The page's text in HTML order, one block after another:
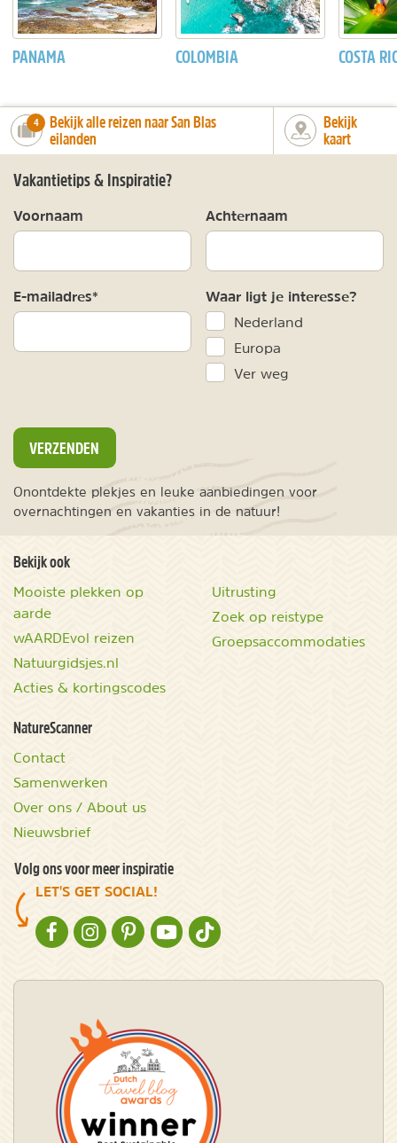
PANAMA COLOMBIA COSTA
number_of_trips:
4
Bekijk alle reizen naar San Blas
eilanden
Bekijk
kaart
Vakantietips & Inspiratie?
Voornaam Achternaam
E-mailadres* Waar ligt je interesse?
Nederland
Europa
Ver weg
VERZENDEN
Onontdekte plekjes en leuke aanbiedingen voor
overnachtingen en vakanties in de natuur!
Bekijk ook
Mooiste plekken op
aarde
wAARDEvol reizen
Natuurgidsjes.nl
Acties & kortingscodes
Uitrusting
Zoek op reistype
Groepsaccommodaties
NatureScanner
Contact
Samenwerken
Over ons / About us
Nieuwsbrief
Volg ons voor meer inspiratie
LET'S GET SOCIAL!
NATURESCANNER OP FACEBOOK
NATURESCANNER OP INSTAGRAM
NATURESCANNER OP PINTEREST
NATURESCANNER OP YOUTUBE
NATURESCANNER OP TIKTOK